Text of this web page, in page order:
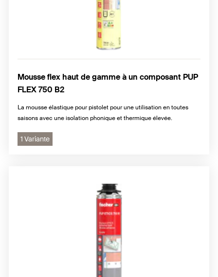
Mousse flex haut de gamme à un composant PUP
FLEX 750 B2
La mousse élastique pour pistolet pour une utilisation en toutes
saisons avec une isolation phonique et thermique élevée.
1 Variante